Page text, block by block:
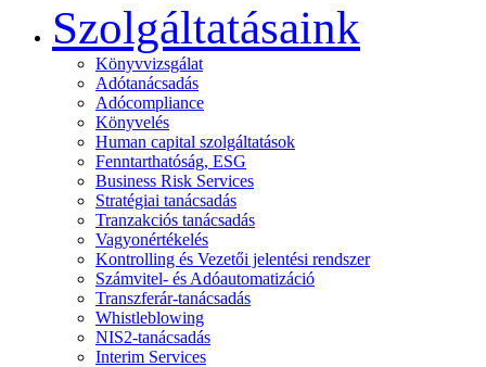
Szolgáltatásaink
Könyvvizsgálat
Adótanácsadás
Adócompliance
Könyvelés
Human capital szolgáltatások
Fenntarthatóság, ESG
Business Risk Services
Stratégiai tanácsadás
Tranzakciós tanácsadás
Vagyonértékelés
Kontrolling és Vezetői jelentési rendszer
Számvitel- és Adóautomatizáció
Transzferár-tanácsadás
Whistleblowing
NIS2-tanácsadás
Interim Services